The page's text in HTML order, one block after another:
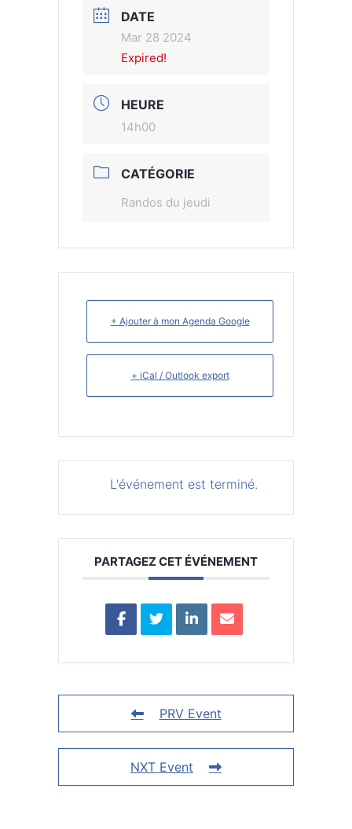
DATE
Mar 28 2024
Expired!
HEURE
14h00
CATÉGORIE
Randos du jeudi
+ Ajouter à mon Agenda Google
+ iCal / Outlook export
L'événement est terminé.
PARTAGEZ CET ÉVÉNEMENT
PRV Event
NXT Event